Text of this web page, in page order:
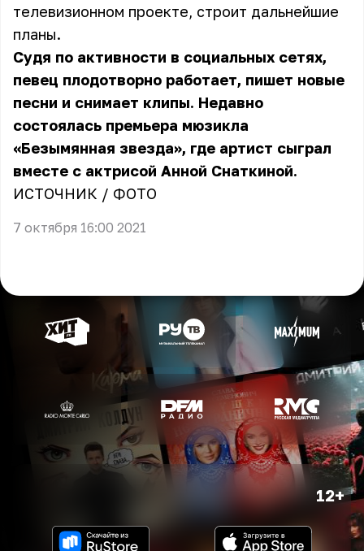
телевизионном проекте, строит дальнейшие
планы.
Судя по активности в социальных сетях,
певец плодотворно работает, пишет новые
песни и снимает клипы. Недавно
состоялась премьера мюзикла
«Безымянная звезда», где артист сыграл
вместе с актрисой Анной Снаткиной.
ИСТОЧНИК / ФОТО
7 октября 16:00 2021
12+